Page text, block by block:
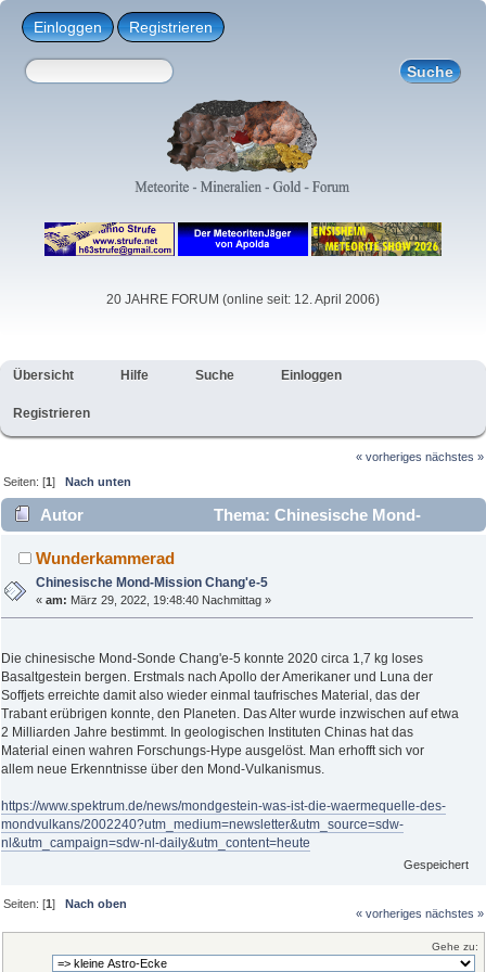
Einloggen Registrieren
20 JAHRE FORUM (online seit: 12. April 2006)
Übersicht Hilfe Suche Einloggen
Registrieren
« vorheriges nächstes »
Seiten: [1]Nach unten
Autor
Thema: Chinesische Mond-
Mission Chang'e-5 (Gelesen 2109 mal)
Wunderkammerad
Chinesische Mond-Mission Chang'e-5
«am: März 29, 2022, 19:48:40 Nachmittag »
Die chinesische Mond-Sonde Chang'e-5 konnte 2020 circa 1,7 kg loses
Basaltgestein bergen. Erstmals nach Apollo der Amerikaner und Luna der
Soffjets erreichte damit also wieder einmal taufrisches Material, das der
Trabant erübrigen konnte, den Planeten. Das Alter wurde inzwischen auf etwa
2 Milliarden Jahre bestimmt. In geologischen Instituten Chinas hat das
Material einen wahren Forschungs-Hype ausgelöst. Man erhofft sich vor
allem neue Erkenntnisse über den Mond-Vulkanismus.
https://www.spektrum.de/news/mondgestein-was-ist-die-waermequelle-des-
mondvulkans/2002240?utm_medium=newsletter&utm_source=sdw-
nl&utm_campaign=sdw-nl-daily&utm_content=heute
Gespeichert
Seiten: [1] Nach oben
« vorheriges nächstes »
Gehe zu: